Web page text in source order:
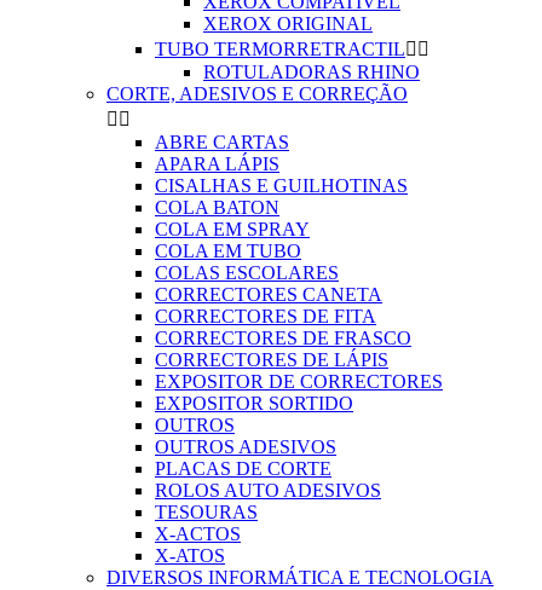
XEROX ORIGINAL
TUBO TERMORRETRACTIL 
ROTULADORAS RHINO
CORTE, ADESIVOS E CORREÇÃO
 
ABRE CARTAS
APARA LÁPIS
CISALHAS E GUILHOTINAS
COLA BATON
COLA EM SPRAY
COLA EM TUBO
COLAS ESCOLARES
CORRECTORES CANETA
CORRECTORES DE FITA
CORRECTORES DE FRASCO
CORRECTORES DE LÁPIS
EXPOSITOR DE CORRECTORES
EXPOSITOR SORTIDO
OUTROS
OUTROS ADESIVOS
PLACAS DE CORTE
ROLOS AUTO ADESIVOS
TESOURAS
X-ACTOS
X-ATOS
DIVERSOS INFORMÁTICA E TECNOLOGIA